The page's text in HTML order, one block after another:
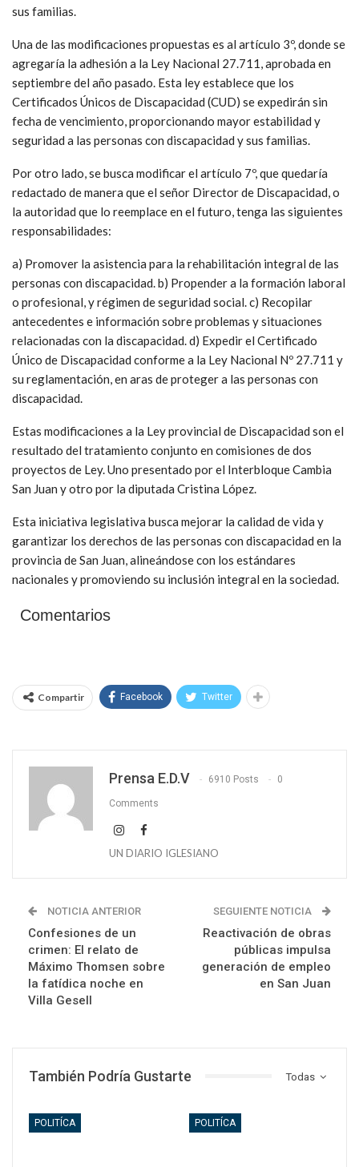
sus familias.
Una de las modificaciones propuestas es al artículo 3º, donde se
agregaría la adhesión a la Ley Nacional 27.711, aprobada en
septiembre del año pasado. Esta ley establece que los
Certificados Únicos de Discapacidad (CUD) se expedirán sin
fecha de vencimiento, proporcionando mayor estabilidad y
seguridad a las personas con discapacidad y sus familias.
Por otro lado, se busca modificar el artículo 7º, que quedaría
redactado de manera que el señor Director de Discapacidad, o
la autoridad que lo reemplace en el futuro, tenga las siguientes
responsabilidades:
a) Promover la asistencia para la rehabilitación integral de las
personas con discapacidad. b) Propender a la formación laboral
o profesional, y régimen de seguridad social. c) Recopilar
antecedentes e información sobre problemas y situaciones
relacionadas con la discapacidad. d) Expedir el Certificado
Único de Discapacidad conforme a la Ley Nacional Nº 27.711 y
su reglamentación, en aras de proteger a las personas con
discapacidad.
Estas modificaciones a la Ley provincial de Discapacidad son el
resultado del tratamiento conjunto en comisiones de dos
proyectos de Ley. Uno presentado por el Interbloque Cambia
San Juan y otro por la diputada Cristina López.
Esta iniciativa legislativa busca mejorar la calidad de vida y
garantizar los derechos de las personas con discapacidad en la
provincia de San Juan, alineándose con los estándares
nacionales y promoviendo su inclusión integral en la sociedad.
Comentarios
Compartir Facebook Twitter
Prensa E.D.V 6910 Posts 0
Comments
UN DIARIO IGLESIANO
NOTICIA ANTERIOR
Confesiones de un
crimen: El relato de
Máximo Thomsen sobre
la fatídica noche en
Villa Gesell
SEGUIENTE NOTICIA
Reactivación de obras
públicas impulsa
generación de empleo
en San Juan
Todas
También Podría Gustarte
POLITÍCA POLITÍCA